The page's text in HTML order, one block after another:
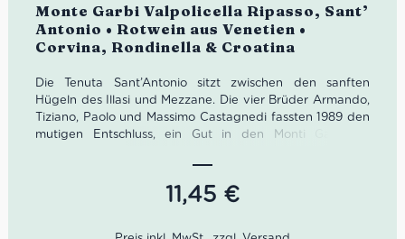
Monte Garbi Valpolicella Ripasso, Sant’
Antonio • Rotwein aus Venetien •
Corvina, Rondinella & Croatina
Die Tenuta Sant’Antonio sitzt zwischen den sanften
Hügeln des Illasi und Mezzane. Die vier Brüder Armando,
Tiziano, Paolo und Massimo Castagnedi fassten 1989 den
mutigen Entschluss, ein Gut in den Monti Garbi zu
Ripasso ist Sant’Antonio heute ein voller Erfolg.
Unser Sant’Antonio Monte Garbi Valpolicella Ripasso ist
11,45 €
mit4.00
von 5